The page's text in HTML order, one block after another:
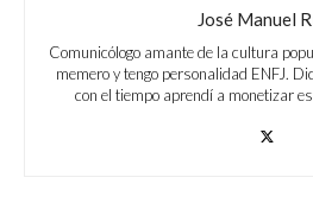
José Manuel
Comunicólogo amante de la cultura
memero y tengo personalidad ENFJ.
con el tiempo aprendí a monetizar